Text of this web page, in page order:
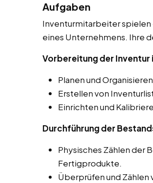
Aufgaben
Inventurmitarbeiter spielen
eines Unternehmens. Ihre
Vorbereitung der Inventur
Planen und
Erstellen von
Einrichten und
Durchführung der
Physisches Zählen der
Fertigprodukte.
Überprüfen und Zählen